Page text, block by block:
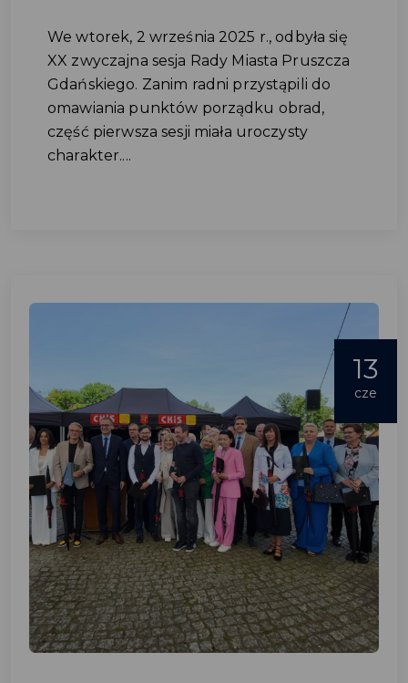
We wtorek, 2 września 2025 r., odbyła się
XX zwyczajna sesja Rady Miasta Pruszcza
Gdańskiego. Zanim radni przystąpili do
omawiania punktów porządku obrad,
część pierwsza sesji miała uroczysty
charakter....
13
cze